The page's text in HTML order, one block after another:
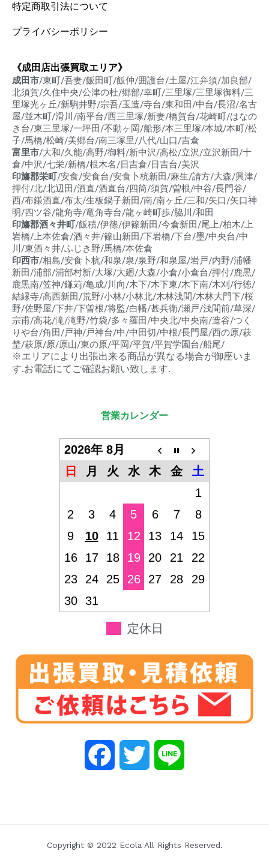
特定商取引法について
プライバシーポリシー
《成田店出張買取エリア》
成田市/東町/吾妻/飯田町/飯仲/囲護台/土屋/江弁須/加良部/
北須賀/久住中央/公津の杜/郷部/幸町/三里塚/三里塚御料/三
里塚光ヶ丘/新駒井野/宗吾/玉造/寺台/東和田/中台/長沼/名古
屋/並木町/滑川/南平台/西三里塚/新妻/橋賀台/花崎町/はなの
き台/東三里塚/一坪田/不動ヶ岡/船形/本三里塚/本城/本町/松
子/馬橋/松崎/美郷台/南三塚里/八代/山口/吉倉
富里市/大和/久能/高野/御料/新中沢/高松/立沢/立沢新田/十
倉/中沢/七栄/新橋/根木名/日吉倉/日吉台/美沢
印旛郡栄町/安食/安食台/安食卜杭新田/麻生/請方/大森/興津/
押付/北/北辺田/酒直/酒直台/四筒/須賀/曽根/中谷/長門谷/
西/布鎌酒直/布太/生板鍋子新田/南/南ヶ丘/三和/矢口/矢口神
明/四ツ谷/龍角寺/竜角寺台/龍ヶ崎町歩/脇川/和田
印旛郡酒々井町/飯積/伊篠/伊篠新田/今倉新田/尾上/柏木/上
岩橋/上本佐倉/酒々井/篠山新田/下岩橋/下台/墨/中央台/中
川/東酒々井/ふじき野/馬橋/本佐倉
印西市/相島/安食卜杭/和泉/泉/泉野/和泉屋/岩戸/内野/浦幡
新田/浦部/浦部村新/大塚/大廻/大森/小倉/小倉台/押付/鹿黒/
鹿黒南/笠神/鎌苅/亀成/川向/木下/木下東/木下南/木刈/行徳/
結縁寺/高西新田/荒野/小林/小林北/木林浅間/木林大門下/桜
野/佐野屋/下井/下曽根/将監/白幡/甚兵衛/瀬戸/浅間前/草深/
宗甫/高花/滝/滝野/竹袋/多々羅田/中央北/中央南/造谷/つく
りや台/角田/戸神/戸神台/中/中田切/中根/長門屋/西の原/萩
埜/萩原/原/原山/東の原/平岡/平賀/平賀学園台/船尾/
※エリアにより出張出来る商品が異なる場合が御座いま
す.お電話にてご確認お願い致します.
営業カレンダー
2026年 8月
日
月 火 水 木 金
土
1
2
3 4 5 6 7
8
9
10 11 12 13 14
15
16
17 18 19 20 21
22
23
24 25 26 27 28
29
30
31
定休日
e t e
Copyright © 2022 Ecola All Rights Reserved.